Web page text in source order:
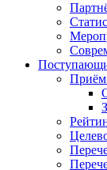
Приём